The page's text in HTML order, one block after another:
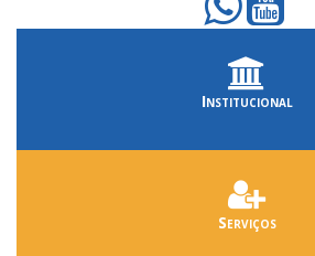
Institucional
Serviços